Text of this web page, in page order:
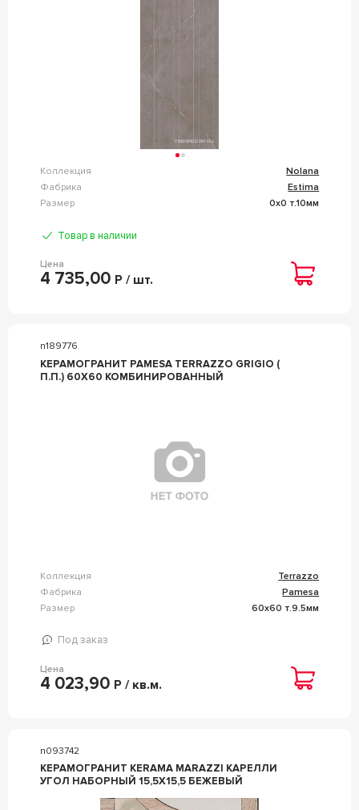
Коллекция
Nolana
Фабрика
Estima
Размер
0x0 т.10мм
Товар в наличии
Цена
4 735,00 Р / шт.
n189776
КЕРАМОГРАНИТ PAMESA TERRAZZO GRIGIO (
П.П.) 60X60 КОМБИНИРОВАННЫЙ
Коллекция
Terrazzo
Фабрика
Pamesa
Размер
60x60 т.9.5мм
Под заказ
Цена
4 023,90 Р / кв.м.
n093742
КЕРАМОГРАНИТ KERAMA MARAZZI КАРЕЛЛИ
УГОЛ НАБОРНЫЙ 15,5X15,5 БЕЖЕВЫЙ